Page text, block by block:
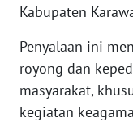
Kabupaten
Penyalaan ini
royong dan
masyarakat,
kegiatan
SUMUT
WN
JAKARTA